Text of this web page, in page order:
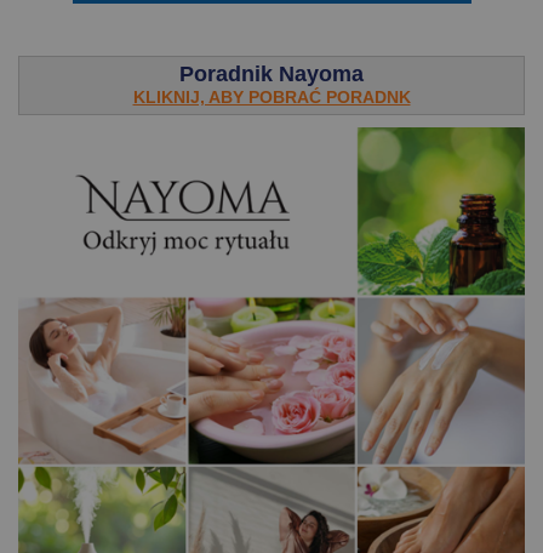
Poradnik Nayoma
KLIKNIJ, ABY POBRAĆ PORADNK